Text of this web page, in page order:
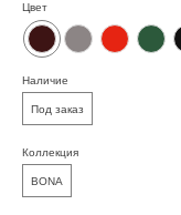
Цвет
Наличие
Под заказ
Коллекция
BONA